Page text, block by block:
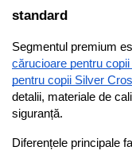
standard
cărucioare pentru
pentru copii Silver
detalii, materiale de
siguranță.
Diferențele principale